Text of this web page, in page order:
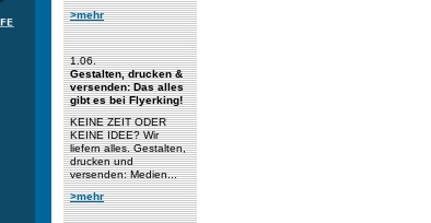
>mehr
1.06.
Gestalten, drucken &
versenden: Das alles
gibt es bei Flyerking!
KEINE ZEIT ODER
KEINE IDEE? Wir
liefern alles. Gestalten,
drucken und
versenden: Medien...
>mehr